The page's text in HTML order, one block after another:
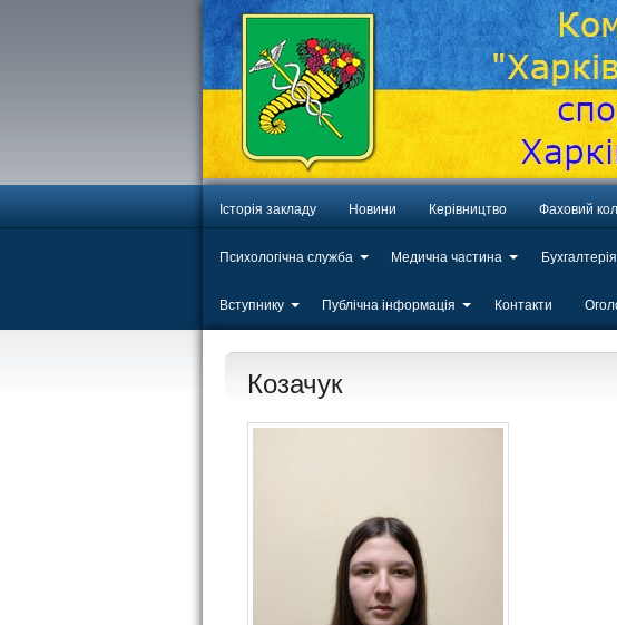
Історія закладу Новини Керівництво Фаховий
Психологічна служба Медична частина Бухгалтерія
Вступнику Публічна інформація Контакти
Козачук